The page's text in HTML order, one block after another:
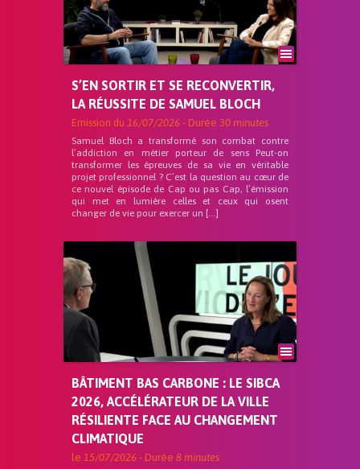
S’EN SORTIR ET SE RECONVERTIR,
LA RÉUSSITE DE SAMUEL BLOCH
Emission du 16/07/2026 - Durée 30 minutes
Samuel Bloch a transformé son combat contre
l’addiction en métier porteur de sens Peut-on
transformer les épreuves de sa vie en véritable
projet professionnel ? C’est la question au cœur de
ce nouvel épisode de Cap ou pas Cap, l’émission
qui met en lumière celles et ceux qui osent
changer de vie pour exercer un […]
BÂTIMENT BAS CARBONE : LE SIBCA
2026, ACCÉLÉRATEUR DE LA VILLE
RÉSILIENTE FACE AU CHANGEMENT
CLIMATIQUE
le 15/07/2026 - Durée 8 minutes